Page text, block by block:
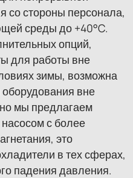
со стороны персонала,
среды до +40°C.
опций,
для работы вне
зимы, возможна
оборудования вне
мы предлагаем
с более
это
в тех сферах,
падения давления.